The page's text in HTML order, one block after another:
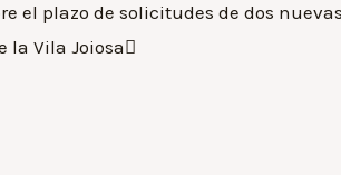
el plazo de solicitudes de dos
la Vila Joiosa